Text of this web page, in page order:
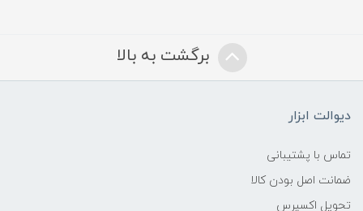
برگشت به بالا
دیوالت ابزار
تماس با پشتیبانی
ضمانت اصل بودن کالا
تحویل اکسپرس